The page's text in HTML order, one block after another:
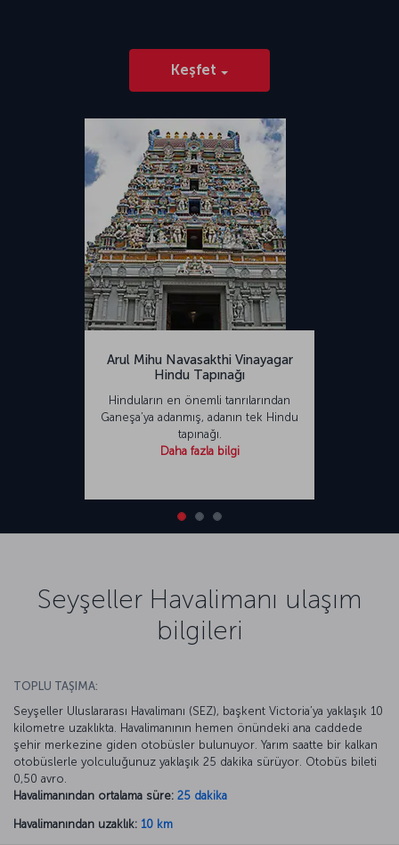
Keşfet
Arul Mihu Navasakthi Vinayagar
Hindu Tapınağı
Hinduların en önemli tanrılarından
Ganeşa’ya adanmış, adanın tek Hindu
tapınağı.
Daha fazla bilgi
Seyşeller Havalimanı ulaşım
bilgileri
TOPLU TAŞIMA:
Seyşeller Uluslararası Havalimanı (SEZ), başkent Victoria’ya yaklaşık 10
kilometre uzaklıkta. Havalimanının hemen önündeki ana caddede
şehir merkezine giden otobüsler bulunuyor. Yarım saatte bir kalkan
otobüslerle yolculuğunuz yaklaşık 25 dakika sürüyor. Otobüs bileti
0,50 avro.
Havalimanından ortalama süre: 25 dakika
Havalimanından uzaklık: 10 km